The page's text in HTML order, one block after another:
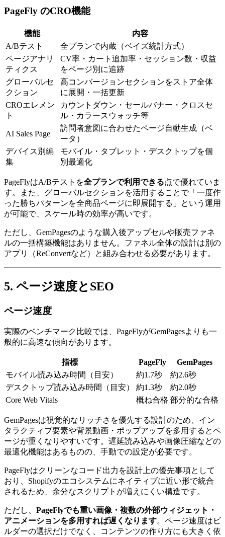
PageFly のCRO機能
機能
内容
A/Bテスト
全プランで内蔵（ベイズ統計方式）
ページアナリ
ティクス
CV率・カート追加率・セッション数・収益
をページ別に追跡
グローバルセ
クション
高コンバージョンセクションをストア全体
に展開・一括更新
CROエレメン
ト
カウントダウン・セールバナー・クロスセ
ル・カラースウォッチ等
AI Sales Page
訪問者意図に合わせたページ自動生成（ベ
ータ）
デバイス別編
集
モバイル・タブレット・デスクトップを個
別最適化
PageFlyはA/Bテストを全プランで利用できる点で優れていま
す。また、グローバルセクションを活用することで「一度作
った勝ちパターンを全商品ページに即展開する」という運用
が可能で、スケール時の効率が高いです。
ただし、GemPagesのような購入後アップセルや販売ファネ
ルの一括構築機能はありません。ファネル全体の設計は別の
アプリ（ReConvertなど）と組み合わせる必要があります。
5. ページ速度とSEO
ページ速度
実際のベンチマーク比較では、PageFlyがGemPagesよりも一
般的に高速な傾向があります。
指標 PageFly
GemPages
モバイル読み込み時間（目安）
約1.7秒
約2.6秒
デスクトップ読み込み時間（目安）
約1.3秒
約2.0秒
Core Web Vitals
概ね合格 部分的な合格
GemPagesは視覚的なリッチさを優先する設計のため、イン
タラクティブ要素や背景動画・ポップアップを多用するとペ
ージが重くなりやすいです。遅延読み込みや画像圧縮などの
最適化機能はあるものの、手動での設定が必要です。
PageFlyはクリーンなコード出力を設計上の優先事項として
おり、Shopifyのエコシステムにネイティブに近い形で統合
されるため、余分なスクリプトが増えにくい構造です。
ただし、 PageFlyでも重い画像・複数の外部ウィジェット・
アニメーションを多用すれば遅くなります。ページ速度はビ
ルダーの選択だけでなく、コンテンツの作り方にも大きく依